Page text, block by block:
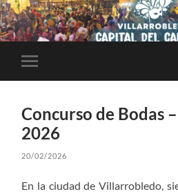
el
Concurso de Bodas
2026
20/02/2026
En la ciudad de Villarrobledo,